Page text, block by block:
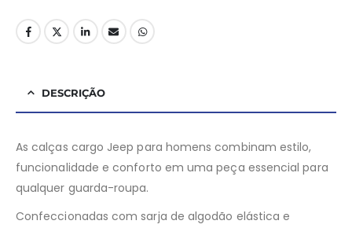
DESCRIÇÃO
As calças cargo Jeep para homens combinam estilo,
funcionalidade e conforto em uma peça essencial para
qualquer guarda-roupa.
Confeccionadas com sarja de algodão elástica e